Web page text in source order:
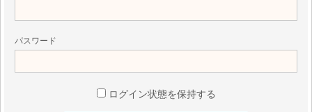
パスワード
ログイン状態を保持する